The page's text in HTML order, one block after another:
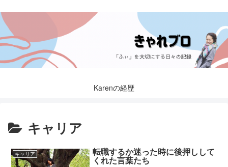
Karenの経歴
キャリア
キャリア 転職するか迷った時に後押しして
くれた言葉たち